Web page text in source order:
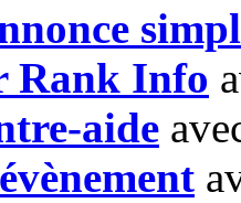
Rank Info
aide